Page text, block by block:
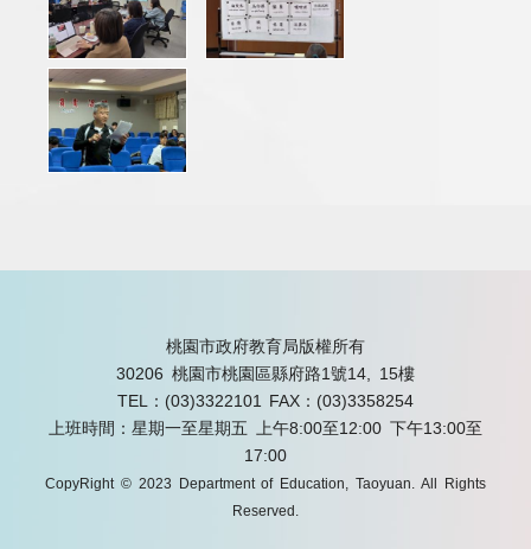
桃園市政府教育局版權所有
30206 桃園市桃園區縣府路1號14, 15樓
TEL：(03)3322101 FAX：(03)3358254
上班時間：星期一至星期五 上午8:00至12:00 下午13:00至
17:00
CopyRight © 2023 Department of Education, Taoyuan. All Rights
Reserved.